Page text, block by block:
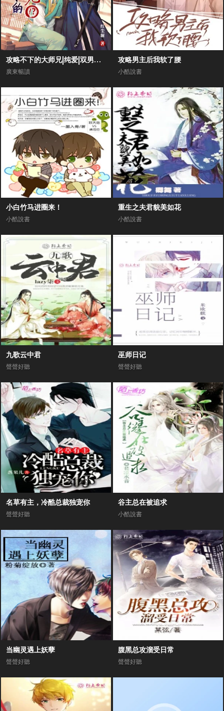
攻略不下的大师兄|纯爱|双男主剧场|高甜爆笑1V1|师尊甜文
廣東暢讀
攻略男主后我软了腰
小酷說書
小白竹马进圈来！
小酷說書
重生之夫君貌美如花
小酷說書
九歌云中君
聲聲好聽
巫师日记
聲聲好聽
名草有主，冷酷总裁独宠你
聲聲好聽
谷主总在被追求
小酷說書
当幽灵遇上妖孽
聲聲好聽
腹黑总攻溜受日常
聲聲好聽